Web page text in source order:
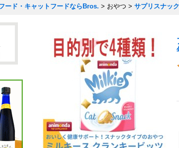
ード・キャットフードならBros. > おやつ > サプリスナック